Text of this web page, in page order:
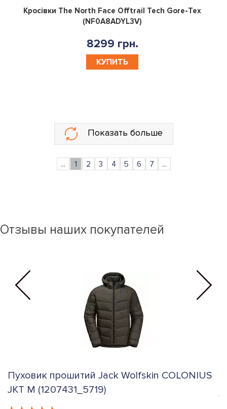
0
Кросівки The North Face Offtrail Tech Gore-Tex
(NF0A8ADYL3V)
8299 грн.
КУПИТЬ
Показать больше
... 1 2 3 4 5 6 7 ...
Отзывы наших покупателей
Пуховик прошитий Jack Wolfskin COLONIUS
JKT M (1207431_5719)